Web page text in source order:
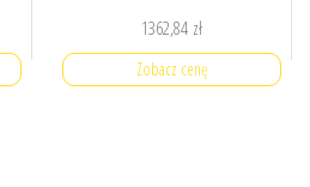
1362,84 zł
Zobacz cenę